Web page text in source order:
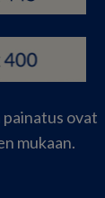
painatus ovat
mukaan.